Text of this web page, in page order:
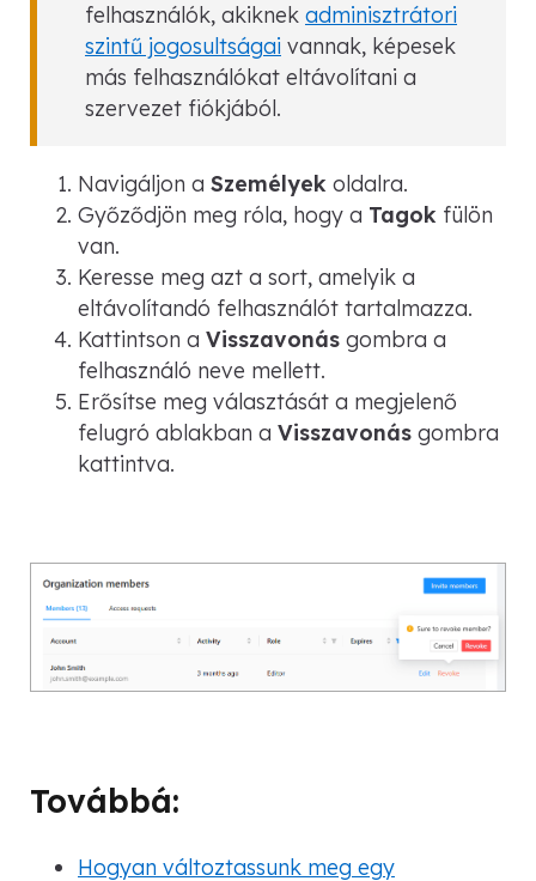
felhasználók, akiknek adminisztrátori
szintű jogosultságai vannak, képesek
más felhasználókat eltávolítani a
szervezet fiókjából.
Navigáljon a Személyek oldalra.
Győződjön meg róla, hogy a Tagok fülön
van.
Keresse meg azt a sort, amelyik a
eltávolítandó felhasználót tartalmazza.
Kattintson a Visszavonás gombra a
felhasználó neve mellett.
Erősítse meg választását a megjelenő
felugró ablakban a Visszavonás gombra
kattintva.
Továbbá:
Hogyan változtassunk meg egy